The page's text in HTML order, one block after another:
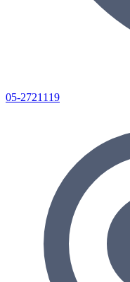
05-2721119